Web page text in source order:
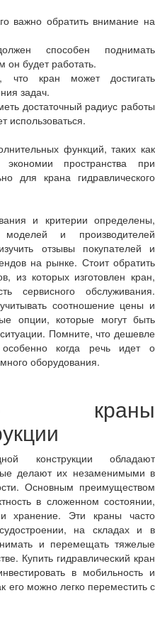
важно обратить внимание на
способен поднимать
он будет работать.
что кран может достигать
задач.
достаточный радиус работы
использоваться.
функций, таких как
пространства при
для крана гидравлического
и критерии определены,
и производителей
отзывы покупателей и
на рынке. Стоит обратить
из которых изготовлен кран,
сервисного обслуживания.
соотношение цены и
опции, которые могут быть
Помните, что дешевле
когда речь идет о
оборудования.
краны
конструкции обладают
делают их незаменимыми в
Основным преимуществом
в сложенном состоянии,
и хранение. Эти краны часто
на складах и в
и перемещать тяжелые
Купить гидравлический кран
в мобильность и
его можно легко переместить с